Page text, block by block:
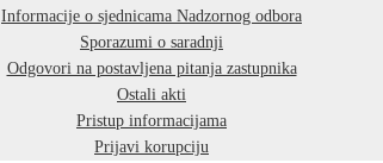
Informacije o sjednicama Nadzornog odbora
Sporazumi o saradnji
Odgovori na postavljena pitanja zastupnika
Ostali akti
Pristup informacijama
Prijavi korupciju